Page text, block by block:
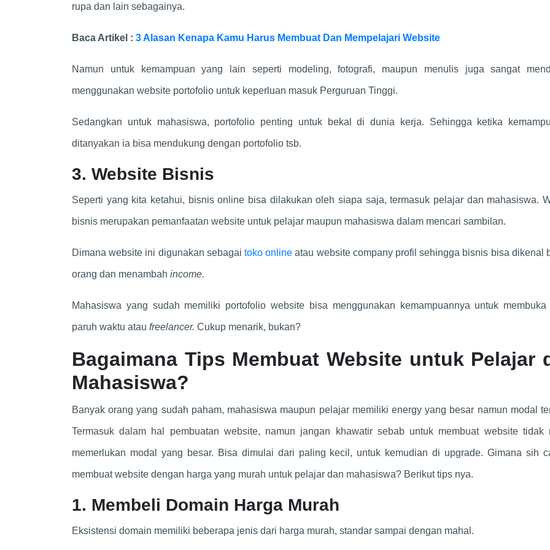
rupa dan lain sebagainya.
Baca Artikel : 3 Alasan Kenapa Kamu Harus Membuat Dan Mempelajari Website
Namun untuk kemampuan yang lain seperti modeling, fotografi, maupun menulis juga sangat
menggunakan website portofolio untuk keperluan masuk Perguruan Tinggi.
Sedangkan untuk mahasiswa, portofolio penting untuk bekal di dunia kerja. Sehingga ketika
ditanyakan ia bisa mendukung dengan portofolio tsb.
3. Website Bisnis
Seperti yang kita ketahui, bisnis online bisa dilakukan oleh siapa saja, termasuk pelajar dan mahasiswa.
bisnis merupakan pemanfaatan website untuk pelajar maupun mahasiswa dalam mencari sambilan.
Dimana website ini digunakan sebagai toko online atau website company profil sehingga bisnis bisa dikenal
orang dan menambah income.
Mahasiswa yang sudah memiliki portofolio website bisa menggunakan kemampuannya untuk membuka
paruh waktu atau freelancer. Cukup menarik, bukan?
Bagaimana Tips Membuat Website untuk Pelajar
Mahasiswa?
Banyak orang yang sudah paham, mahasiswa maupun pelajar memiliki energy yang besar namun modal
Termasuk dalam hal pembuatan website, namun jangan khawatir sebab untuk membuat website tidak
memerlukan modal yang besar. Bisa dimulai dari paling kecil, untuk kemudian di upgrade. Gimana sih
membuat website dengan harga yang murah untuk pelajar dan mahasiswa? Berikut tips nya.
1. Membeli Domain Harga Murah
Eksistensi domain memiliki beberapa jenis dari harga murah, standar sampai dengan mahal.